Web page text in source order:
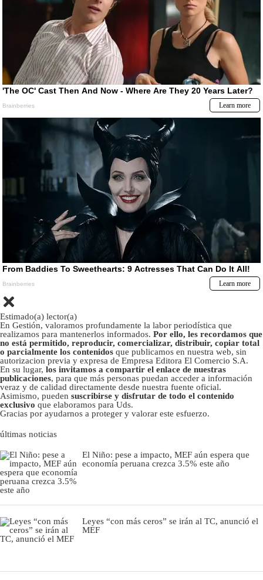
Estimado(a) lector(a)
En Gestión, valoramos profundamente la labor periodística que
realizamos para mantenerlos informados. Por ello, les recordamos que
no está permitido, reproducir, comercializar, distribuir, copiar total
o parcialmente los contenidos que publicamos en nuestra web, sin
autorizacion previa y expresa de Empresa Editora El Comercio S.A.
En su lugar, los invitamos a compartir el enlace de nuestras
publicaciones, para que más personas puedan acceder a información
veraz y de calidad directamente desde nuestra fuente oficial.
Asimismo, pueden suscribirse y disfrutar de todo el contenido
exclusivo que elaboramos para Uds.
Gracias por ayudarnos a proteger y valorar este esfuerzo.
últimas noticias
El Niño: pese a impacto, MEF aún espera que
economía peruana crezca 3.5% este año
Leyes “con más ceros” se irán al TC, anunció el
MEF